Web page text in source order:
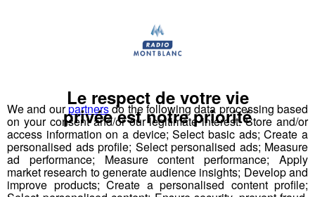
We and ourpartnersdo the following data processing based
on your consent and/or our legitimate interest: Store and/or
access information on a device; Select basic ads; Create a
personalised ads profile; Select personalised ads; Measure
ad performance; Measure content performance; Apply
market research to generate audience insights; Develop and
improve products; Create a personalised content profile;
Le respect de votre vie
privée est notre priorité